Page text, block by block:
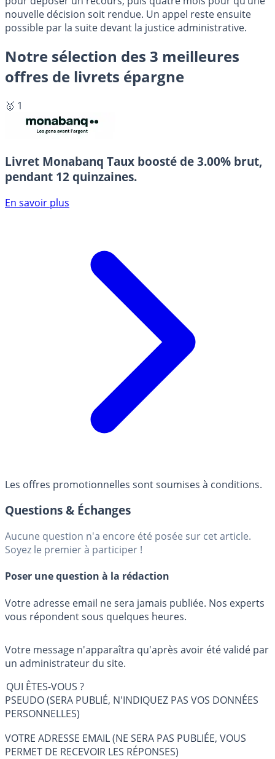
nouvelle décision soit rendue. Un appel reste ensuite
possible par la suite devant la justice administrative.
Notre sélection des 3 meilleures
offres de livrets épargne
🥇 1
Livret Monabanq Taux boosté de 3.00% brut,
pendant 12 quinzaines.
En savoir plus
Les offres promotionnelles sont soumises à conditions.
Questions & Échanges
Aucune question n'a encore été posée sur cet article.
Soyez le premier à participer !
Poser une question à la rédaction
Votre adresse email ne sera jamais publiée. Nos experts
vous répondent sous quelques heures.
Votre message n'apparaîtra qu'après avoir été validé par
un administrateur du site.
QUI ÊTES-VOUS ?
PSEUDO (SERA PUBLIÉ, N'INDIQUEZ PAS VOS DONNÉES
PERSONNELLES)
VOTRE ADRESSE EMAIL (NE SERA PAS PUBLIÉE, VOUS
PERMET DE RECEVOIR LES RÉPONSES)